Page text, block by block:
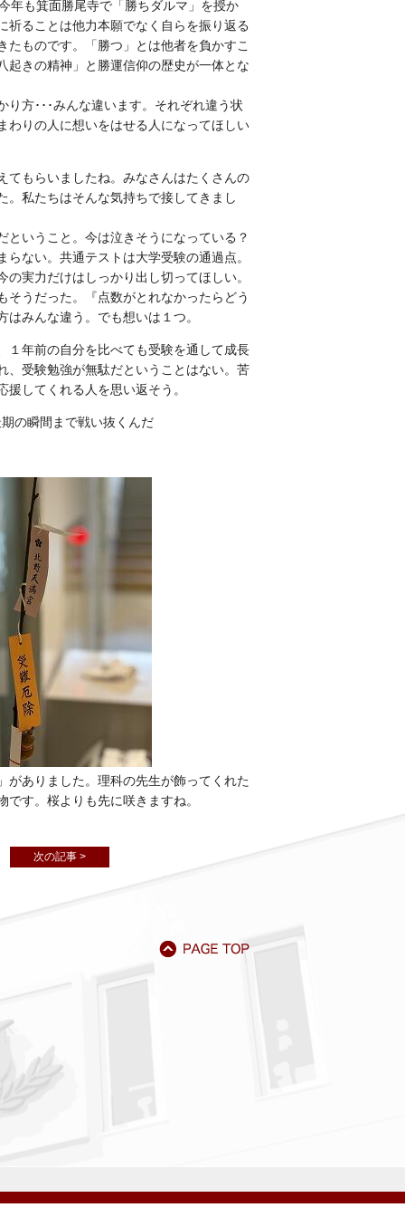
年も箕面勝尾寺で「勝ちダルマ」を授か
ることは他力本願でなく自らを振り返る
ものです。「勝つ」とは他者を負かすこ
起きの精神」と勝運信仰の歴史が一体とな
方･･･みんな違います。それぞれ違う状
わりの人に想いをはせる人になってほしい
てもらいましたね。みなさんはたくさんの
。私たちはそんな気持ちで接してきまし
いうこと。今は泣きそうになっている？
ない。共通テストは大学受験の通過点。
実力だけはしっかり出し切ってほしい。
うだった。『点数がとれなかったらどう
みんな違う。でも想いは１つ。
１年前の自分を比べても受験を通して成長
、受験勉強が無駄だということはない。苦
してくれる人を思い返そう。
瞬間まで戦い抜くんだ
がありました。理科の先生が飾ってくれた
す。桜よりも先に咲きますね。
次の記事 >